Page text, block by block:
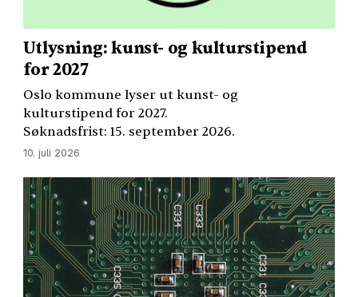
Utlysning: kunst- og kulturstipend
for 2027
Oslo kommune lyser ut kunst- og
kulturstipend for 2027.
Søknadsfrist: 15. september 2026.
10. juli 2026